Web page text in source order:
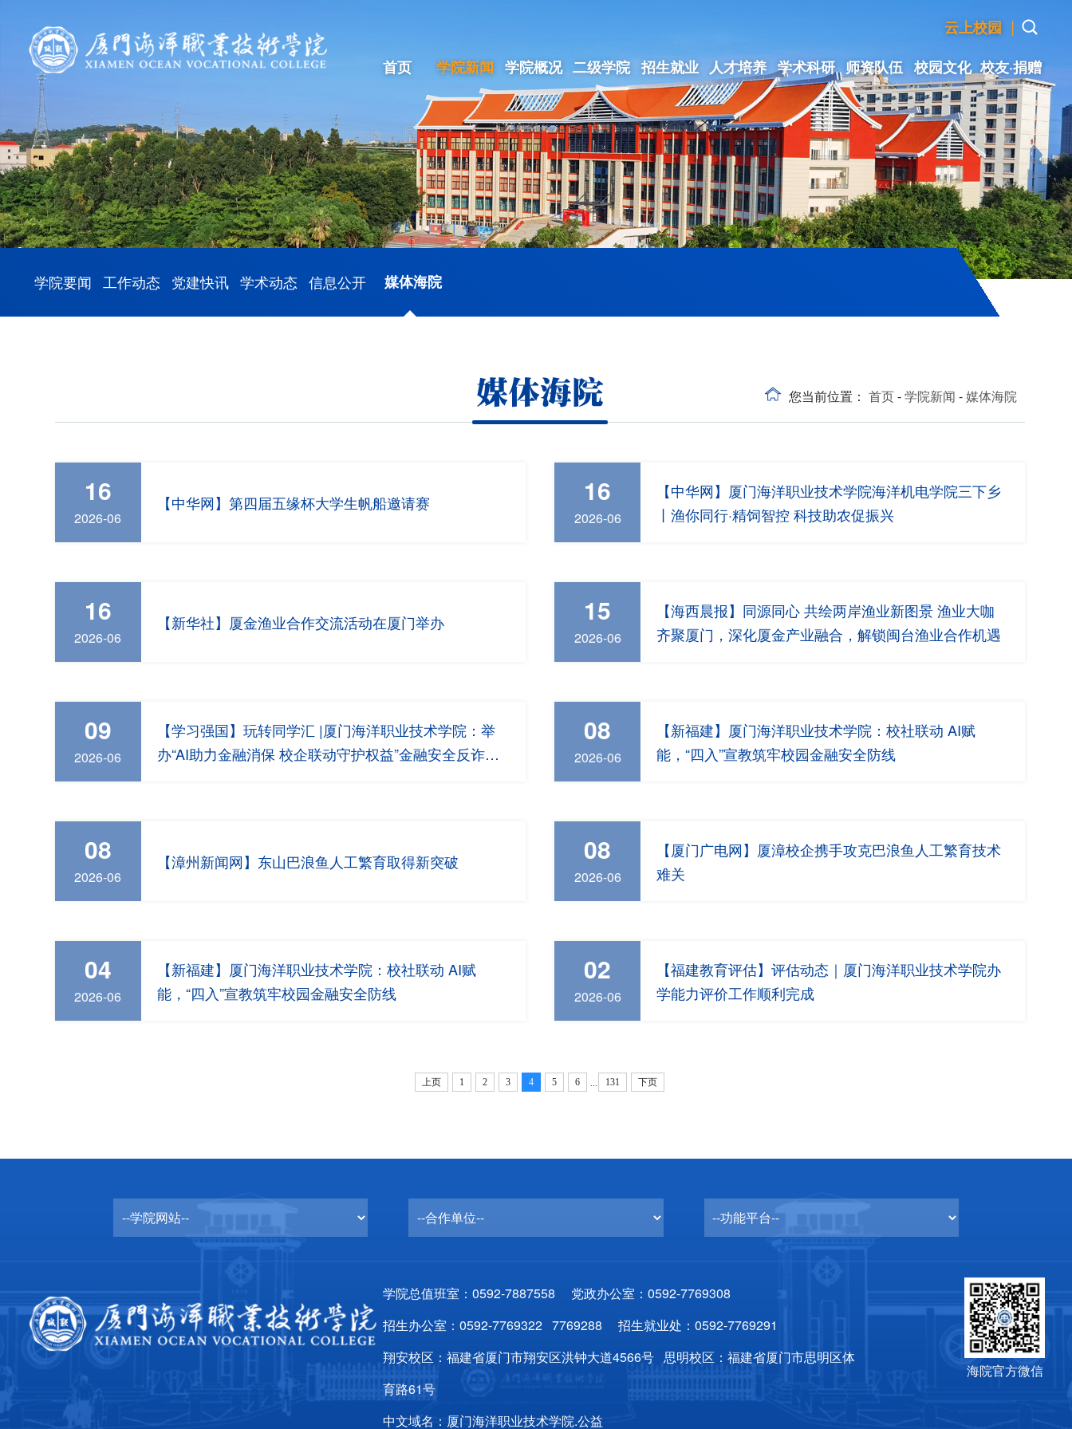
云上校园 |
首页 学院新闻 学院概况 二级学院 招生就业 人才培养 学术科研 师资队伍 校园文化 校友·捐赠
学院要闻 工作动态 党建快讯 学术动态 信息公开 媒体海院
媒体海院 您当前位置：首页-学院新闻 -媒体海院
16
2026-06
【中华网】第四届五缘杯大学生帆船邀请赛 16
2026-06
【中华网】厦门海洋职业技术学院海洋机电学院三下乡
丨渔你同行·精饲智控 科技助农促振兴
16
2026-06
【新华社】厦金渔业合作交流活动在厦门举办 15
2026-06
【海西晨报】同源同心 共绘两岸渔业新图景 渔业大咖
齐聚厦门，深化厦金产业融合，解锁闽台渔业合作机遇
09
2026-06
【学习强国】玩转同学汇 |厦门海洋职业技术学院：举
办“AI助力金融消保 校企联动守护权益”金融安全反诈主
08
2026-06
【新福建】厦门海洋职业技术学院：校社联动 AI赋
能，“四入”宣教筑牢校园金融安全防线
08
2026-06
【漳州新闻网】东山巴浪鱼人工繁育取得新突破 08
2026-06
【厦门广电网】厦漳校企携手攻克巴浪鱼人工繁育技术
难关
04
2026-06
【新福建】厦门海洋职业技术学院：校社联动 AI赋
能，“四入”宣教筑牢校园金融安全防线
02
2026-06
【福建教育评估】评估动态｜厦门海洋职业技术学院办
学能力评价工作顺利完成
上页 1 2 3 4 5 6 ... 131 下页
学院总值班室：0592-7887558 党政办公室：0592-7769308
招生办公室：0592-7769322 7769288 招生就业处：0592-7769291
翔安校区：福建省厦门市翔安区洪钟大道4566号 思明校区：福建省厦门市思明区体
育路61号
中文域名：厦门海洋职业技术学院.公益
海院官方微信